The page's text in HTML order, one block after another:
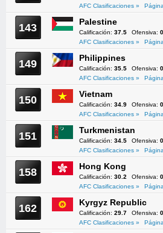
AFC Clasificaciones »
143 Palestine
Calificación: 37.5 Ofensiva:
AFC Clasificaciones »
149 Philippines
Calificación: 35.5 Ofensiva:
AFC Clasificaciones »
150 Vietnam
Calificación: 34.9 Ofensiva:
AFC Clasificaciones »
151 Turkmenistan
Calificación: 34.5 Ofensiva:
AFC Clasificaciones »
158 Hong Kong
Calificación: 30.2 Ofensiva:
AFC Clasificaciones »
162 Kyrgyz Republic
Calificación: 29.7 Ofensiva:
AFC Clasificaciones »